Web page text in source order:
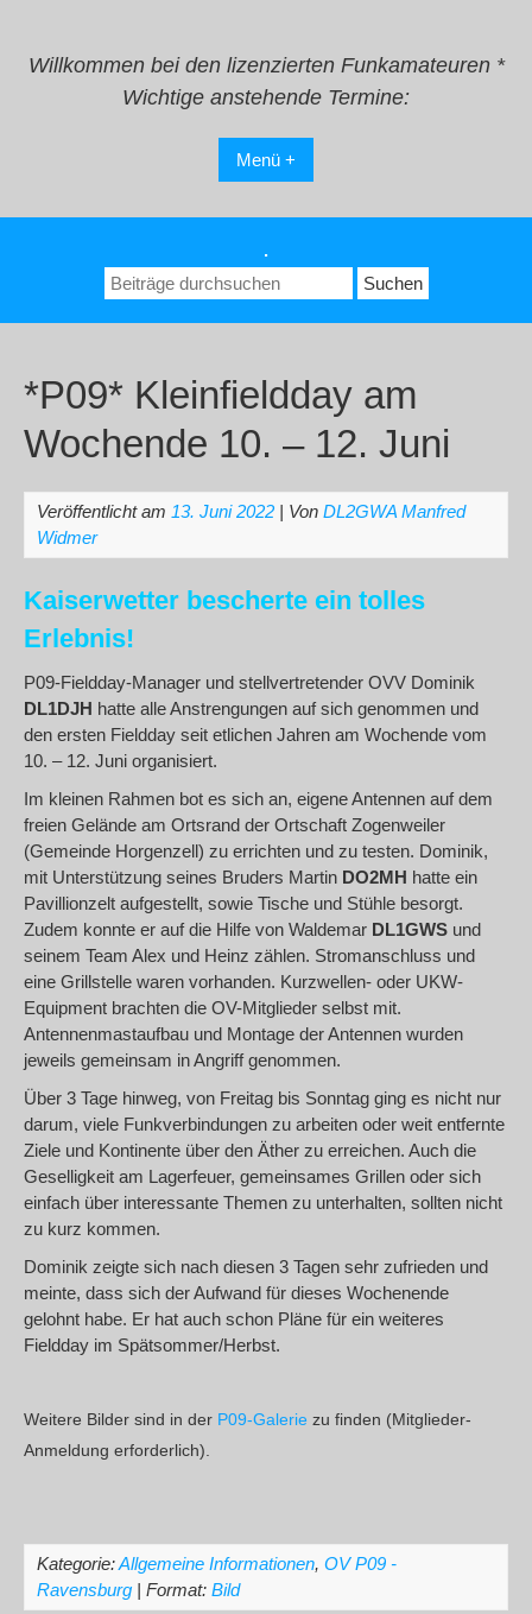
springenWillkommen bei den lizenzierten Funkamateuren *
Wichtige anstehende Termine:
Menü +
.
Suchen
nach:
*P09* Kleinfieldday am
Wochende 10. – 12. Juni
Veröffentlicht am 13. Juni 2022 | Von DL2GWA Manfred
Widmer
Kaiserwetter bescherte ein tolles
Erlebnis!
P09-Fieldday-Manager und stellvertretender OVV Dominik
DL1DJH hatte alle Anstrengungen auf sich genommen und
den ersten Fieldday seit etlichen Jahren am Wochende vom
10. – 12. Juni organisiert.
Im kleinen Rahmen bot es sich an, eigene Antennen auf dem
freien Gelände am Ortsrand der Ortschaft Zogenweiler
(Gemeinde Horgenzell) zu errichten und zu testen. Dominik,
mit Unterstützung seines Bruders Martin DO2MH hatte ein
Pavillionzelt aufgestellt, sowie Tische und Stühle besorgt.
Zudem konnte er auf die Hilfe von Waldemar DL1GWS und
seinem Team Alex und Heinz zählen. Stromanschluss und
eine Grillstelle waren vorhanden. Kurzwellen- oder UKW-
Equipment brachten die OV-Mitglieder selbst mit.
Antennenmastaufbau und Montage der Antennen wurden
jeweils gemeinsam in Angriff genommen.
Über 3 Tage hinweg, von Freitag bis Sonntag ging es nicht nur
darum, viele Funkverbindungen zu arbeiten oder weit entfernte
Ziele und Kontinente über den Äther zu erreichen. Auch die
Geselligkeit am Lagerfeuer, gemeinsames Grillen oder sich
einfach über interessante Themen zu unterhalten, sollten nicht
zu kurz kommen.
Dominik zeigte sich nach diesen 3 Tagen sehr zufrieden und
meinte, dass sich der Aufwand für dieses Wochenende
gelohnt habe. Er hat auch schon Pläne für ein weiteres
Fieldday im Spätsommer/Herbst.
Weitere Bilder sind in der P09-Galerie zu finden (Mitglieder-
Anmeldung erforderlich).
Kategorie:Allgemeine Informationen, OV P09 -
Ravensburg | Format: Bild